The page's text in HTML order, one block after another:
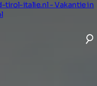
tirol-italie.nl - Vakantie in